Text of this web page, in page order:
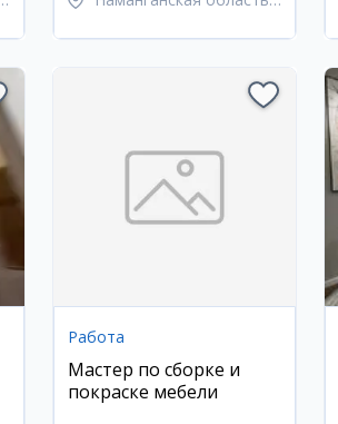
Работа
Мастер по сборке и
покраске мебели